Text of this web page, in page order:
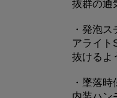
抜群の通
・発泡
アライト
抜けるよ
・墜落